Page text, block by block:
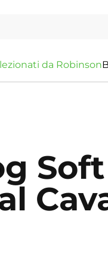
lezionati da Robinson